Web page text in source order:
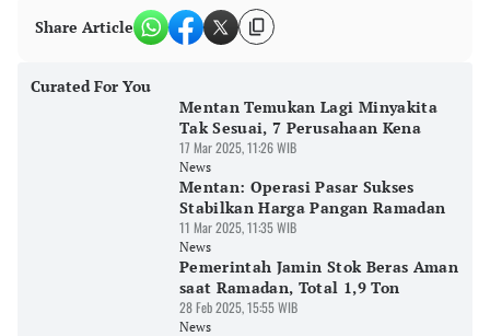
Share Article
Curated For You
Mentan Temukan Lagi Minyakita
Tak Sesuai, 7 Perusahaan Kena
17 Mar 2025, 11:26 WIB
News
Mentan: Operasi Pasar Sukses
Stabilkan Harga Pangan Ramadan
11 Mar 2025, 11:35 WIB
News
Pemerintah Jamin Stok Beras Aman
saat Ramadan, Total 1,9 Ton
28 Feb 2025, 15:55 WIB
News